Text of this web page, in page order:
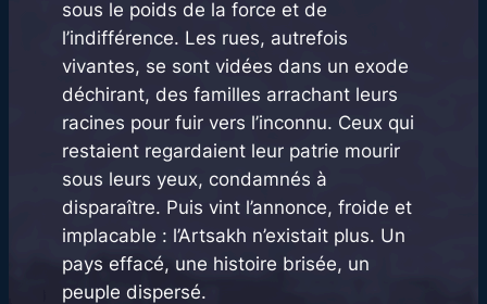
sous le poids de la force et de
l’indifférence. Les rues, autrefois
vivantes, se sont vidées dans un exode
déchirant, des familles arrachant leurs
racines pour fuir vers l’inconnu. Ceux qui
restaient regardaient leur patrie mourir
sous leurs yeux, condamnés à
disparaître. Puis vint l’annonce, froide et
implacable : l’Artsakh n’existait plus. Un
pays effacé, une histoire brisée, un
peuple dispersé.